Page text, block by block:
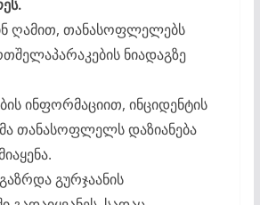
ღამით, თანასოფლელებს
ნიადაგზე
ინფორმაციით, ინციდენტის
თანასოფლელს დაზიანება
გურჯაანის